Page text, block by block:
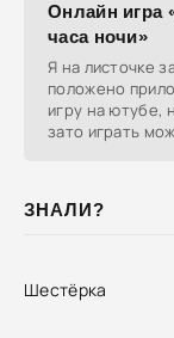
Онлайн игра
часа ночи»
Я на листочке
положено
игру на ютубе,
зато играть
ЗНАЛИ?
Шестёрка